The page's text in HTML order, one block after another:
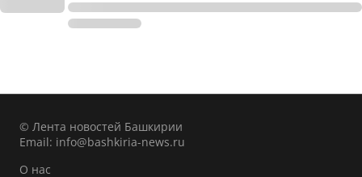
© Лента новостей Башкирии
Email: info@bashkiria-news.ru
О нас